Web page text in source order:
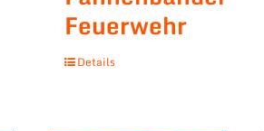
Feuerwehr
Details